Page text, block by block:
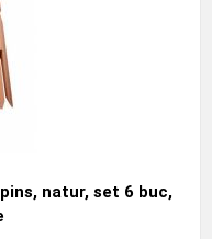
natur, set 6 buc,